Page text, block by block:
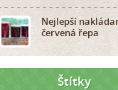
Nejlepší
červená řepa
Štítky